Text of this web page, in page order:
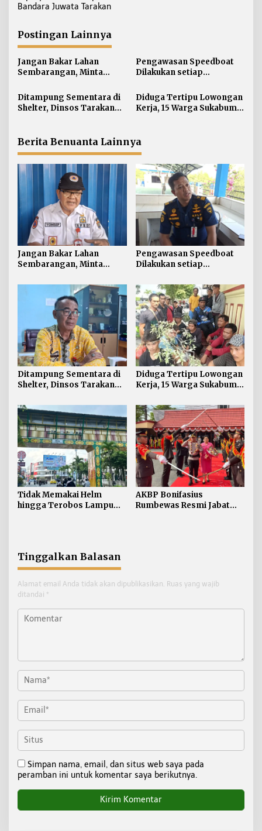
i
a
s
i
p
o
s
Bandara Juwata Tarakan
Postingan Lainnya
Jangan Bakar Lahan
Sembarangan, Minta
Pengawasan Speedboat
Dilakukan setiap
Acuan Laik Laut
Ditampung Sementara di
Shelter, Dinsos Tarakan
Diduga Tertipu Lowongan
Kerja, 15 Warga Sukabumi
Berita Benuanta Lainnya
Jangan Bakar Lahan
Sembarangan, Minta
Pengawasan Speedboat
Dilakukan setiap
Acuan Laik Laut
Ditampung Sementara di
Shelter, Dinsos Tarakan
Pekerja Asal Jawa Barat
Diduga Tertipu Lowongan
Kerja, 15 Warga Sukabumi
Tidak Memakai Helm
hingga Terobos Lampu
AKBP Bonifasius
Rumbewas Resmi Jabat
Tinggalkan Balasan
Alamat email Anda tidak akan dipublikasikan. Ruas yang wajib
ditandai *
Simpan nama, email, dan situs web saya pada
peramban ini untuk komentar saya berikutnya.